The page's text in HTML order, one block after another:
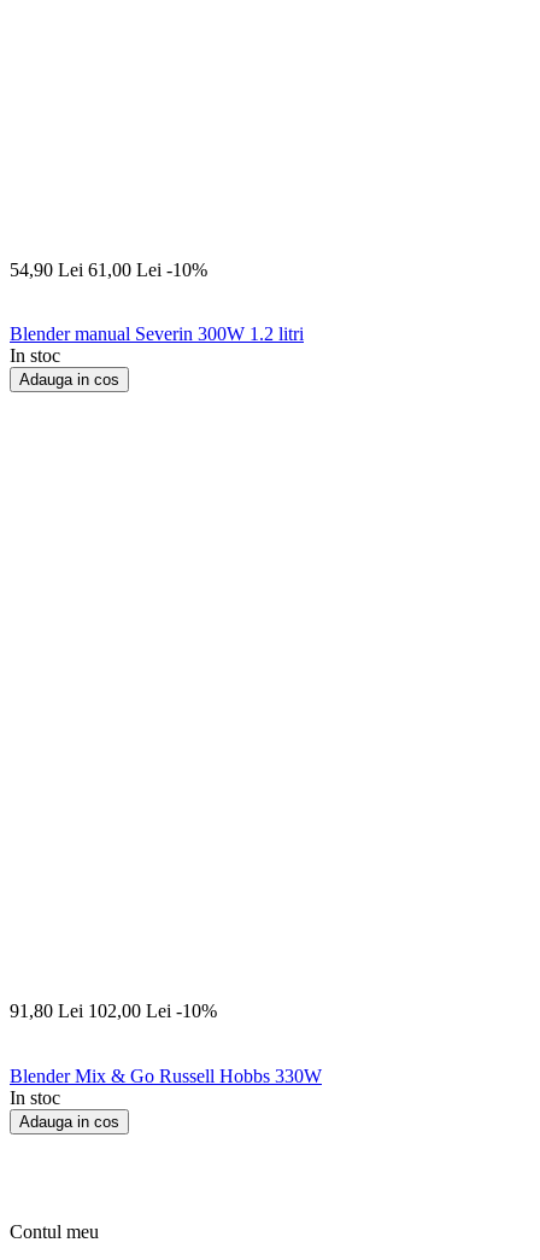
54,90 Lei 61,00 Lei -10%
Blender manual Severin 300W 1.2 litri
In stoc
Adauga in cos
91,80 Lei 102,00 Lei -10%
Blender Mix & Go Russell Hobbs 330W
In stoc
Adauga in cos
Contul meu